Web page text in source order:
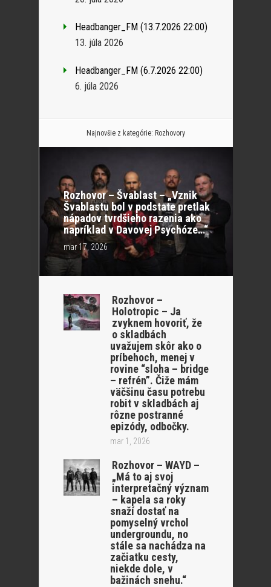
Headbanger_FM (13.7.2026 22:00)
13. júla 2026
Headbanger_FM (6.7.2026 22:00)
6. júla 2026
Najnovšie z kategórie: Rozhovory
Rozhovor – Švablast – „Vznik
Švablastu bol v podstate pretlak
nápadov tvrdšieho razenia ako
napríklad v Davovej Psychóze…“
mar 17, 2026
Rozhovor –
Holotropic – Ja
zvyknem hovoriť, že
o skladbách
uvažujem skôr ako o
príbehoch, menej v
rovine “sloha – bridge
– refrén”. Čiže mám
väčšinu času potrebu
robit v skladbách aj
rôzne postranné
epizódy, odbočky.
mar 1, 2026
Rozhovor – WAYD –
„Má to aj svoj
interpretačný význam
– kapela sa roky
snaží dostať na
pomyselný vrchol
undergroundu, no
stále sa nachádza na
začiatku cesty,
niekde dole, v
bažinách snehu.“